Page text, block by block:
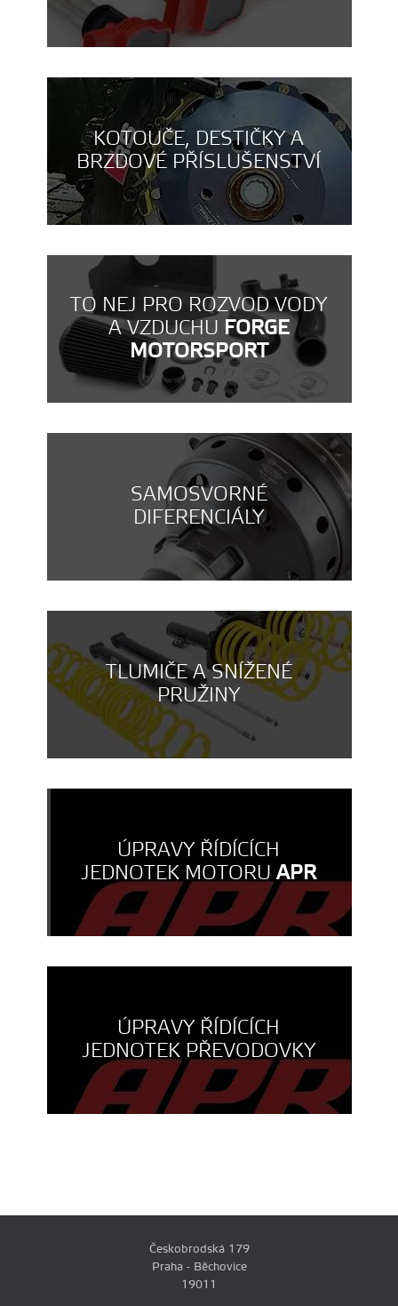
KOTOUČE, DESTIČKY A
BRZDOVÉ PŘÍSLUŠENSTVÍ
TO NEJ PRO ROZVOD VODY
A VZDUCHU FORGE
MOTORSPORT
SAMOSVORNÉ
DIFERENCIÁLY
TLUMIČE A SNÍŽENÉ
PRUŽINY
ÚPRAVY ŘÍDÍCÍCH
JEDNOTEK MOTORUAPR
ÚPRAVY ŘÍDÍCÍCH
JEDNOTEK PŘEVODOVKY
Českobrodská 179
Praha - Běchovice
19011